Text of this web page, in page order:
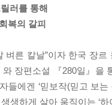
러를 통해
복의 갈피
벼른 칼날”이자 한국 장
장편소설 『280일』을
들에겐 ‘믿보작(믿고 보
생하게 살아 움직이는 ‘